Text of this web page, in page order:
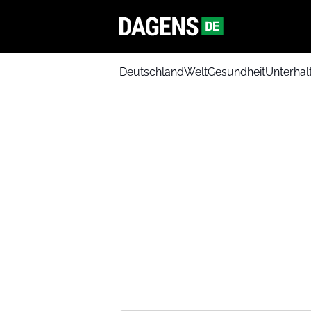
DeutschlandWeltGesundheit